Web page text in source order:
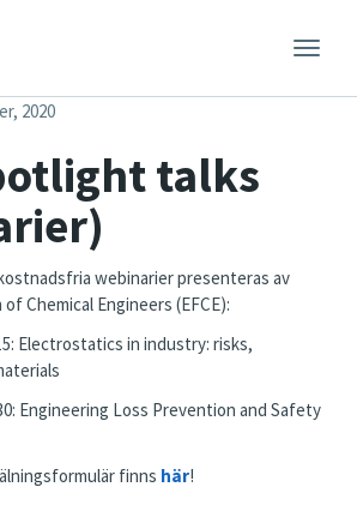
Toggle
2020
talks
webinarier presenteras av
Chemical Engineers (EFCE):
Electrostatics in industry: risks,
Engineering Loss Prevention and Safety
finns här!